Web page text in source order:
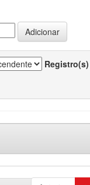
Registro(s)